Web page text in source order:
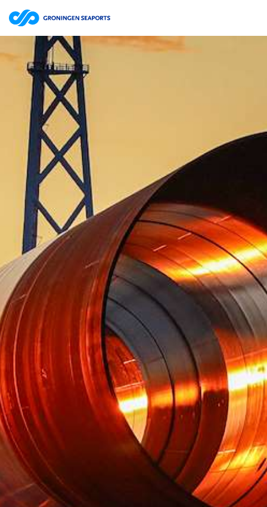
Bestuursverslag | website
Jaarrekening | website
Jaarverslag 2025 Groningen Seaports N.V. | pdf
Jaarverslag | website
Jaarrekening | website
Jaarverslag 2024 Groningen Seaports N.V. | pdf 12.0MB
Jaarverslag | website
Jaarrekening | website
Jaarverslag 2023 Groningen Seaports N.V. | pdf
11.3MB
ZOEKEN